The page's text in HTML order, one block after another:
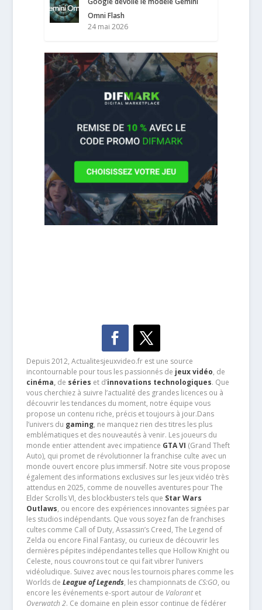
Omni Flash
24 mai 2026
Depuis 2012, Actualitesjeuxvideo.fr est une source
incontournable pour tous les passionnés de jeux vidéo, de
cinéma,de séries et d’innovations technologiques. Que
vous cherchiez à suivre l’actualité des grandes licences ou à
découvrir les tendances du moment, notre équipe vous
propose un contenu riche, précis et toujours à jour.Dans
l’univers du gaming, ne manquez rien des titres les plus
emblématiques et des nouveautés à venir. Les joueurs du
monde entier attendent avec impatience GTA VI (Grand Theft
Auto), qui promet de révolutionner la franchise culte avec un
monde ouvert encore plus immersif. Notre site vous propose
également des informations exclusives sur les jeux vidéo très
attendus en 2025, comme de nouvelles aventures pour The
Elder Scrolls VI, des blockbusters tels que Star Wars
Outlaws, ou encore des expériences innovantes signées par
les studios indépendants. Que vous soyez fan de franchises
cultes comme Call of Duty, Assassin’s Creed, The Legend of
Zelda ou encore Final Fantasy, ou curieux de découvrir les
dernières pépites indépendantes telles que Hollow Knight ou
Celeste, nous couvrons tout ce qui fait vibrer l’univers
vidéoludique. Suivez avec nous les tournois phares comme les
Worlds de League of Legends, les championnats de CS:GO, ou
encore les événements e-sport autour de Valorantet
Overwatch 2. Ce domaine en plein essor continue de fédérer